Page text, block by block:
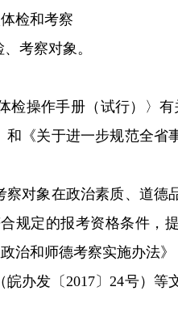
检和考察
考察对象。
操作手册（试行）〉
《关于进一步规范全省
对象在政治素质、道德
规定的报考资格条件，
和师德考察实施办法》
办发〔2017〕24号）